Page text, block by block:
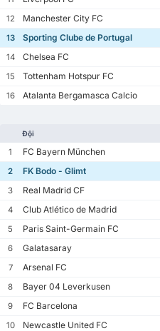
12
Manchester City FC
13
Sporting Clube de Portugal
14
Chelsea FC
15
Tottenham Hotspur FC
16
Atalanta Bergamasca Calcio
Đội
1 FC Bayern München
2
FK Bodo - Glimt
3
Real Madrid CF
4
Club Atlético de Madrid
5
Paris Saint-Germain FC
6
Galatasaray
7
Arsenal FC
8
Bayer 04 Leverkusen
9
FC Barcelona
10
Newcastle United FC